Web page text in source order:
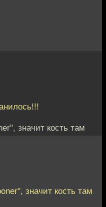
значит кость там
значит кость там